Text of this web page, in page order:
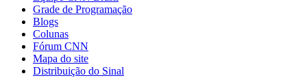
Grade de Programação
Blogs
Colunas
Fórum CNN
Mapa do site
Distribuição do Sinal